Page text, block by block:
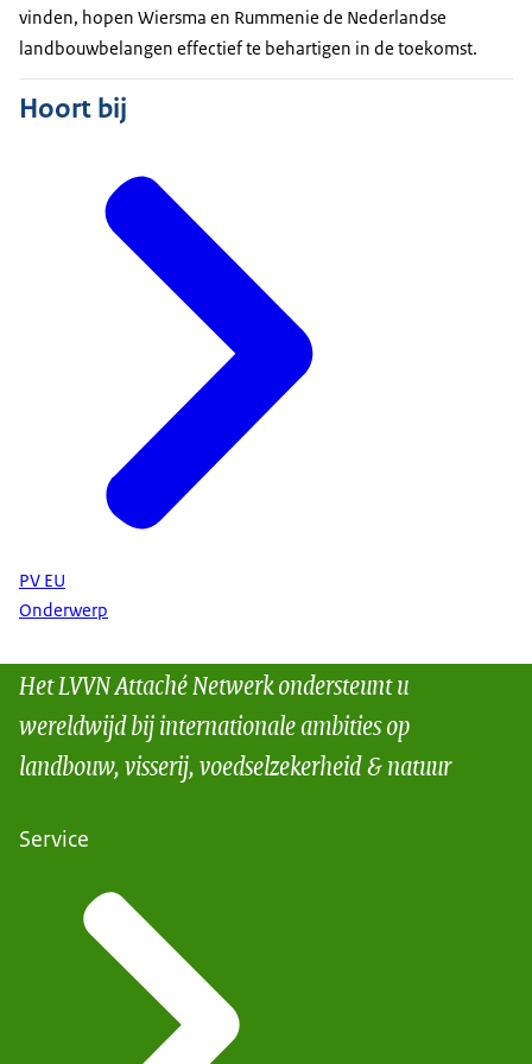
vinden, hopen Wiersma en Rummenie de Nederlandse
landbouwbelangen effectief te behartigen in de toekomst.
Hoort bij
PV EU
Onderwerp
Het LVVN Attaché Netwerk ondersteunt u
wereldwijd bij internationale ambities op
landbouw, visserij, voedselzekerheid & natuur
Service